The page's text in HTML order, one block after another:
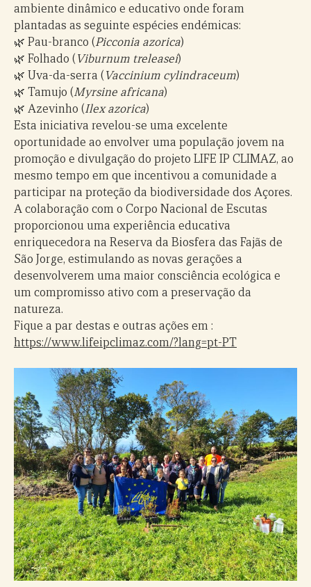
ambiente dinâmico e educativo onde foram
plantadas as seguinte espécies endémicas:
🌿 Pau-branco (Picconia azorica)
🌿 Folhado (Viburnum treleasei)
🌿 Uva-da-serra (Vaccinium cylindraceum)
🌿 Tamujo (Myrsine africana)
🌿 Azevinho (Ilex azorica)
Esta iniciativa revelou-se uma excelente
oportunidade ao envolver uma população jovem na
promoção e divulgação do projeto LIFE IP CLIMAZ, ao
mesmo tempo em que incentivou a comunidade a
participar na proteção da biodiversidade dos Açores.
A colaboração com o Corpo Nacional de Escutas
proporcionou uma experiência educativa
enriquecedora na Reserva da Biosfera das Fajãs de
São Jorge, estimulando as novas gerações a
desenvolverem uma maior consciência ecológica e
um compromisso ativo com a preservação da
natureza.
Fique a par destas e outras ações em :
https://www.lifeipclimaz.com/?lang=pt-PT